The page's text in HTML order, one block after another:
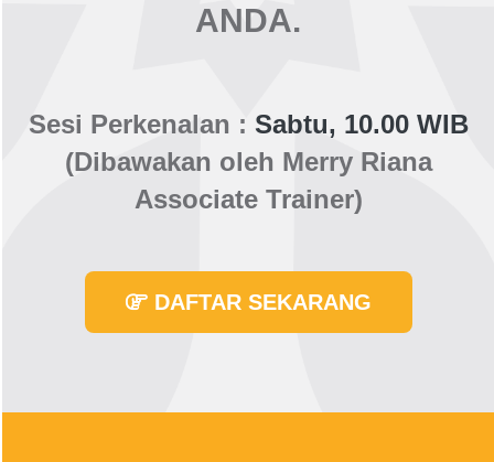
ANDA.
Sesi Perkenalan : Sabtu, 10.00 WIB
(Dibawakan oleh Merry Riana
Associate Trainer)
DAFTAR SEKARANG